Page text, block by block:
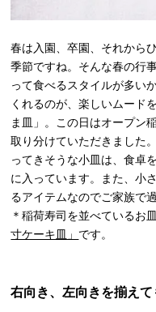
春は入園、卒園、それから
季節ですね。そんな春の行
って食べるスタイルが多い
くれるのが、楽しいムード
ま皿」。この日はオープン
取り分けていただきました
ってきそうな小皿は、食卓
に入っています。また、小
るアイテムなのでご家族で
＊稲荷寿司を並べているお
寸ケーキ皿」 です。
右向き、左向きを揃えて